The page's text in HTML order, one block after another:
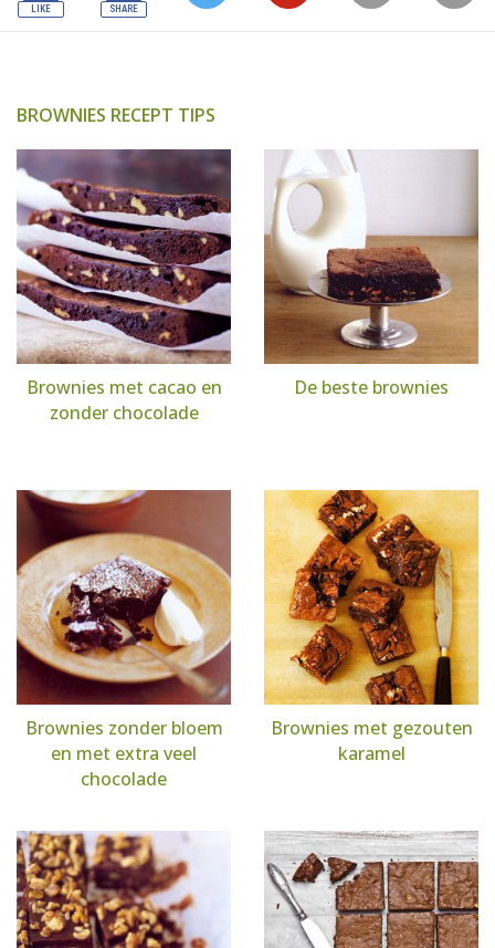
BROWNIES RECEPT TIPS
Brownies met cacao en
zonder chocolade
De beste brownies
Brownies zonder bloem
en met extra veel
chocolade
Brownies met gezouten
karamel